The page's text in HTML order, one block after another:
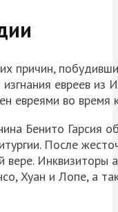
причин,
евреев
евреями во время
Бенито Гарсия
После
вере.
Хуан и Лопе, а